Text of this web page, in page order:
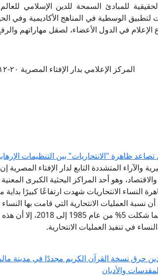
الحقيقية للمبادئ السمحة للدين الإسلامي
لتطبيق الوسطية في المناهج الأكاديمية وفي
في الدول الأعضاء، لصقل مهاراتهم
المركز الإعلامي بدار الإفتاء المصرية ٢٠-١٢-٢٠١٦م
ظاهرة "الانتحاريات" بين التنظيمات
وهو أحد المراكز البحثية الكبرى
الانتحارية لعام 2018 ،
في تنفيذ العمليات الانتحارية.
حرق نسخة القرآن الكريم مجددًا في مدينة
والأديان